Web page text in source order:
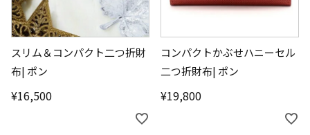
スリム＆コンパクト二つ折財
布| ポン
¥16,500
コンパクトかぶせハニーセル
二つ折財布| ポン
¥19,800